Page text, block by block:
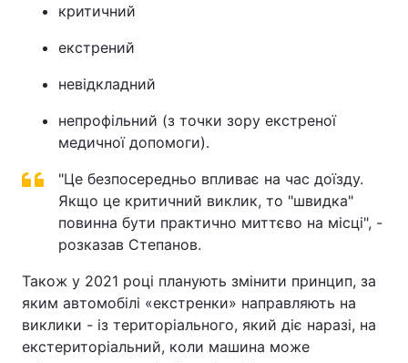
критичний
екстрений
невідкладний
непрофільний (з точки зору екстреної
медичної допомоги).
"Це безпосередньо впливає на час доїзду.
Якщо це критичний виклик, то "швидка"
повинна бути практично миттєво на місці", -
розказав Степанов.
Також у 2021 році планують змінити принцип, за
яким автомобілі «екстренки» направляють на
виклики - із територіального, який діє наразі, на
екстериторіальний, коли машина може